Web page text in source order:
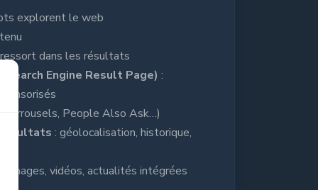
explorent le web
dans les résultats
(Search Engine Result Page) :
carrousels, People Also Ask…)
: géolocalisation, historique,
: images, vidéos, actualités intégrées